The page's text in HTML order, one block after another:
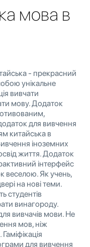
мова в
- прекрасний
унікальне
вивчати
мову. Додаток
для вивчення
китайська в
іноземних
життя. Додаток
інтерфейс
веселою. Як учень,
на нові теми.
студентів
винагороду.
вивчачів мови. Не
мов, ніж
для вивчення